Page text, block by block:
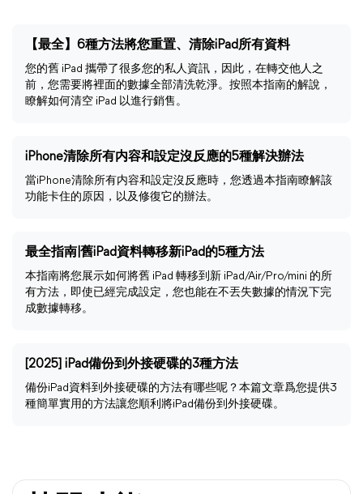
【最全】6種方法將您重置、清除iPad所有資料
您的舊 iPad 攜帶了很多您的私人資訊，因此，在轉交他人之
前，您需要將裡面的數據全部清洗乾淨。按照本指南的解說，
瞭解如何清空 iPad 以進行銷售。
iPhone清除所有内容和設定沒反應的5種解決辦法
當iPhone清除所有内容和設定沒反應時，您透過本指南瞭解該
功能卡住的原因，以及修復它的辦法。
最全指南|舊iPad資料轉移新iPad的5種方法
本指南將您展示如何將舊 iPad 轉移到新 iPad/Air/Pro/mini 的所
有方法，即使已經完成設定，您也能在不丟失數據的情況下完
成數據轉移。
[2025] iPad備份到外接硬碟的3種方法
備份iPad資料到外接硬碟的方法有哪些呢？本篇文章爲您提供3
種簡單實用的方法讓您順利將iPad備份到外接硬碟。